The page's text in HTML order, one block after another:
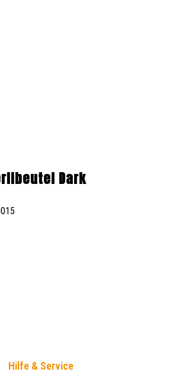
Dark
Hilfe & Service